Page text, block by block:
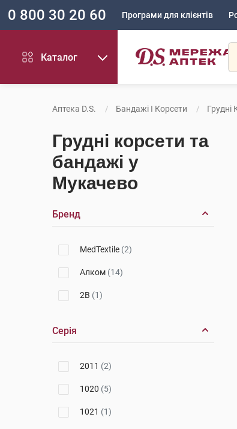
0 800 30 20 60 Програми для клієнтів
Каталог
Аптека D.S. Бандажі І Корсети Грудні
Грудні корсети та
бандажі у
Мукачево
Бренд
MedTextile (2)
Алком (14)
2B (1)
Серія
2011 (2)
1020 (5)
1021 (1)